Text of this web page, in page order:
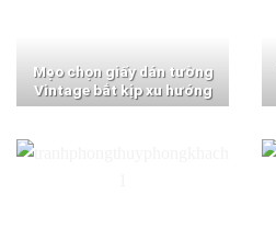
Mẹo chọn giấy dán tường
Vintage bắt kịp xu hướng